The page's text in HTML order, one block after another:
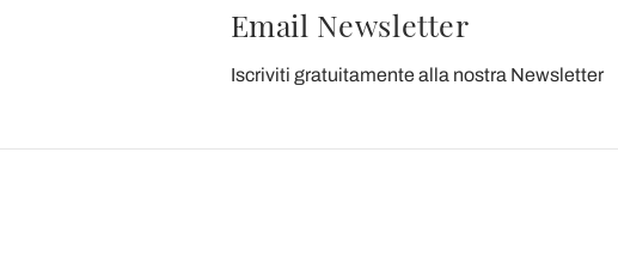
Email Newsletter
Iscriviti gratuitamente alla nostra Newsletter